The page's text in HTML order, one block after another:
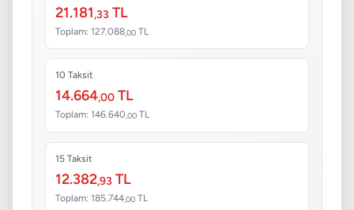
21.181,33 TL
Toplam: 127.088,00 TL
10 Taksit
14.664,00 TL
Toplam: 146.640,00 TL
15 Taksit
12.382,93 TL
Toplam: 185.744,00 TL